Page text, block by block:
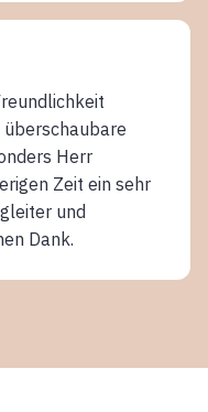
Herr
Zeit ein sehr
und
Dank.